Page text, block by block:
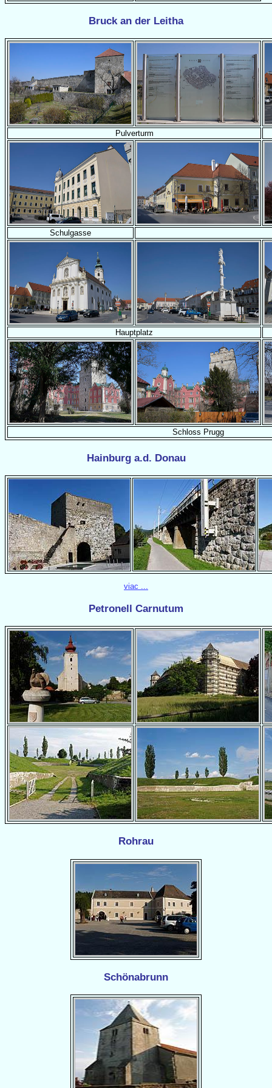
Bruck an der Leitha
Pulverturm
Schulgasse
Hauptplatz
Schloss Prugg
Hainburg a.d. Donau
viac ...
Petronell Carnutum
Rohrau
Schönabrunn